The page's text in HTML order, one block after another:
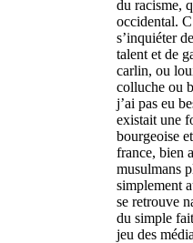
du racisme,
occidental.
s’inquiéter
talent et de
carlin, ou
colluche ou
j’ai pas eu
existait une
bourgeoise
france, bien
musulmans
simplement
se retrouve
du simple
jeu des